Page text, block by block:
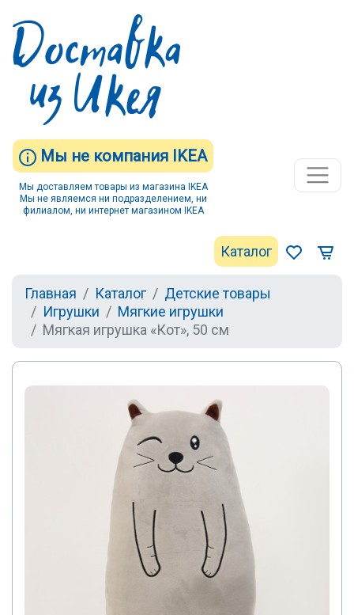
Мы не компания IKEA
Мы доставляем товары из магазина IKEA
Мы не являемся ни подразделением, ни
филиалом, ни интернет магазином IKEA
Каталог
Главная Каталог
Детские товары
Игрушки
Мягкие игрушки
Мягкая игрушка «Кот», 50 см